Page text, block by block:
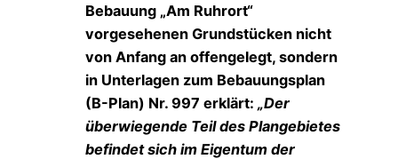
Bebauung „Am Ruhrort“
vorgesehenen Grundstücken nicht
von Anfang an offengelegt, sondern
in Unterlagen zum Bebauungsplan
(B-Plan) Nr. 997 erklärt: „Der
überwiegende Teil des Plangebietes
befindet sich im Eigentum der